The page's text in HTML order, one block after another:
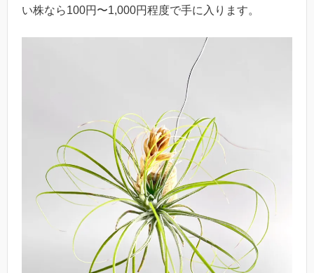
い株なら100円〜1,000円程度で手に入ります。